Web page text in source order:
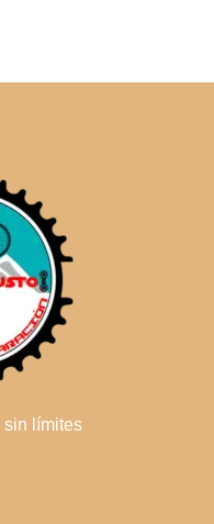
sin límites